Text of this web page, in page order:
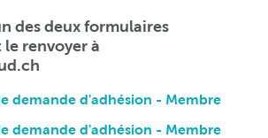
des deux formulaires
renvoyer à
demande d'adhésion - Membre
demande d'adhésion - Membre